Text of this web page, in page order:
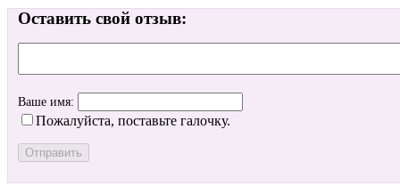
Оставить свой отзыв:
Ваше имя:
Пожалуйста, поставьте галочку.